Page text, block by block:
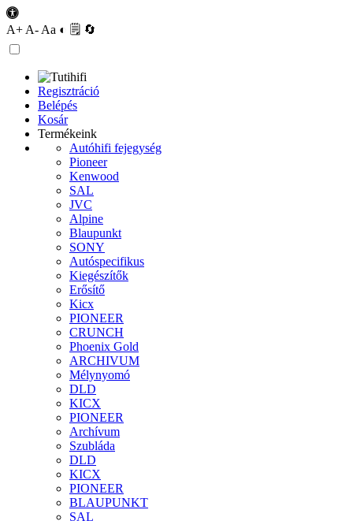
A+ A- Aa ◐ 🗒 🔄
Regisztráció
Belépés
Kosár
Termékeink
Autóhifi fejegység
Pioneer
Kenwood
SAL
JVC
Alpine
Blaupunkt
SONY
Autóspecifikus
Kiegészítők
Erősítő
Kicx
PIONEER
CRUNCH
Phoenix Gold
ARCHIVUM
Mélynyomó
DLD
KICX
PIONEER
Archívum
Szubláda
DLD
KICX
PIONEER
BLAUPUNKT
SAL